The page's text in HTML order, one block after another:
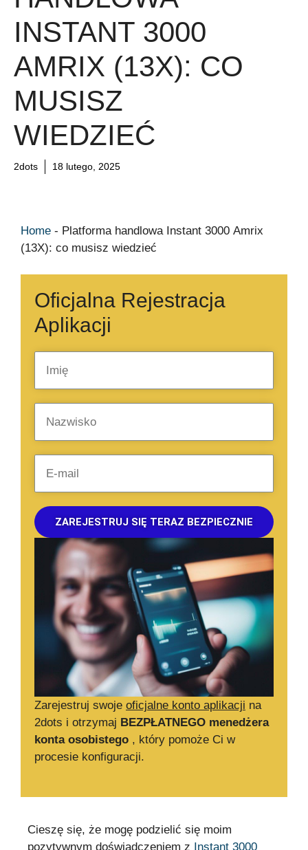
INSTANT 3000
AMRIX (13X): CO
MUSISZ
WIEDZIEĆ
2dots 18 lutego, 2025
Home - Platforma handlowa Instant 3000 Amrix
(13X): co musisz wiedzieć
Zarejestruj swoje oficjalne konto aplikacji na
2dots i otrzymaj BEZPŁATNEGO menedżera
konta osobistego , który pomoże Ci w
procesie konfiguracji.
Oficjalna Rejestracja
Aplikacji
ZAREJESTRUJ SIĘ TERAZ BEZPIECZNIE
Cieszę się, że mogę podzielić się moim
pozytywnym doświadczeniem z Instant 3000